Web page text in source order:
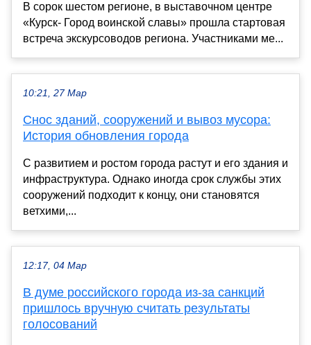
В сорок шестом регионе, в выставочном центре
«Курск- Город воинской славы» прошла стартовая
встреча экскурсоводов региона. Участниками ме...
10:21, 27 Мар
Снос зданий, сооружений и вывоз мусора:
История обновления города
С развитием и ростом города растут и его здания и
инфраструктура. Однако иногда срок службы этих
сооружений подходит к концу, они становятся
ветхими,...
12:17, 04 Мар
В думе российского города из-за санкций
пришлось вручную считать результаты
голосований